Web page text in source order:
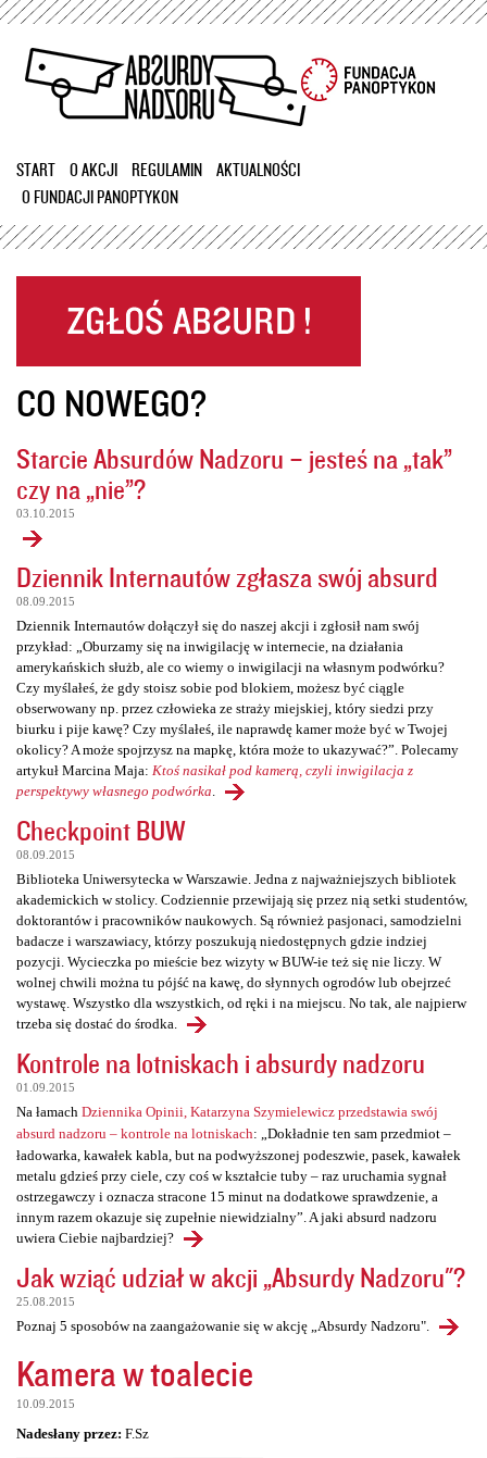
Przejdź
treści
START O AKCJI REGULAMIN
AKTUALNOŚCI
O FUNDACJI PANOPTYKON
CO NOWEGO?
Starcie Absurdów Nadzoru – jesteś na „tak”
czy na „nie”?
03.10.2015
Dziennik Internautów zgłasza swój absurd
08.09.2015
Dziennik Internautów dołączył się do naszej akcji i zgłosił nam swój
przykład: „Oburzamy się na inwigilację w internecie, na działania
amerykańskich służb, ale co wiemy o inwigilacji na własnym podwórku?
Czy myślałeś, że gdy stoisz sobie pod blokiem, możesz być ciągle
obserwowany np. przez człowieka ze straży miejskiej, który siedzi przy
biurku i pije kawę? Czy myślałeś, ile naprawdę kamer może być w Twojej
okolicy? A może spojrzysz na mapkę, która może to ukazywać?”. Polecamy
artykuł Marcina Maja: Ktoś nasikał pod kamerą, czyli inwigilacja z
perspektywy własnego podwórka
Checkpoint BUW
08.09.2015
Biblioteka Uniwersytecka w Warszawie. Jedna z najważniejszych bibliotek
akademickich w stolicy. Codziennie przewijają się przez nią setki studentów,
doktorantów i pracowników naukowych. Są również pasjonaci, samodzielni
badacze i warszawiacy, którzy poszukują niedostępnych gdzie indziej
pozycji. Wycieczka po mieście bez wizyty w BUW-ie też się nie liczy. W
wolnej chwili można tu pójść na kawę, do słynnych ogrodów lub obejrzeć
wystawę. Wszystko dla wszystkich, od ręki i na miejscu. No tak, ale najpierw
trzeba się dostać do środka.
Kontrole na lotniskach i absurdy nadzoru
01.09.2015
Na łamach Dziennika Opinii, Katarzyna Szymielewicz przedstawia swój
absurd nadzoru – kontrole na lotniskach: „Dokładnie ten sam przedmiot –
ładowarka, kawałek kabla, but na podwyższonej podeszwie, pasek, kawałek
metalu gdzieś przy ciele, czy coś w kształcie tuby – raz uruchamia sygnał
ostrzegawczy i oznacza stracone 15 minut na dodatkowe sprawdzenie, a
innym razem okazuje się zupełnie niewidzialny”. A jaki absurd nadzoru
uwiera Ciebie najbardziej?
Jak wziąć udział w akcji „Absurdy Nadzoru"?
25.08.2015
Poznaj 5 sposobów na zaangażowanie się w akcję „Absurdy Nadzoru".
Kamera w toalecie
10.09.2015
Nadesłany przez: F.Sz